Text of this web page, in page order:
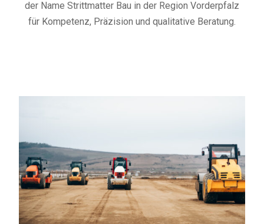
der Name Strittmatter Bau in der Region Vorderpfalz
für Kompetenz, Präzision und qualitative Beratung.